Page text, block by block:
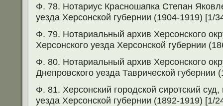
Ф. 78. Нотариус Красношапка Степан
уезда Херсонской губернии (1904-1919) [1/
Ф. 79. Нотариальный архив Херсонского
Херсонского уезда Херсонской губернии
Ф. 80. Нотариальный архив Херсонского
Днепровского уезда Таврической губернии
Ф. 81. Херсонский городской сиротский суд,
уезда Херсонской губернии (1892-1919) [1/